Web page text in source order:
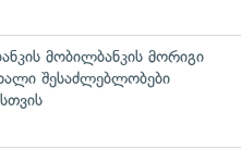
მობილბანკის მორიგი
შესაძლებლობები